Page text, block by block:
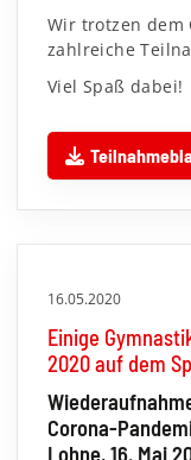
Wir trotzen dem
zahlreiche
Viel Spaß dabei!
16.05.2020
Einige
2020 auf dem
Corona-
Lohne, 16. Mai